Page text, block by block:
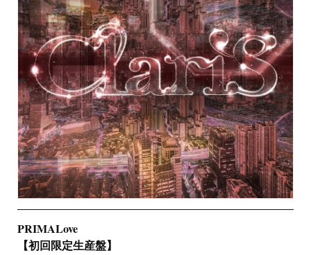
PRIMALove
【初回限定生産盤】